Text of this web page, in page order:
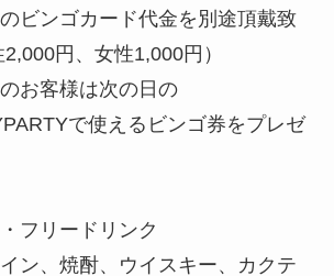
ビンゴカード代金を別途頂戴致
円、女性1,000円）
お客様は次の日の
で使えるビンゴ券をプレゼ
フリードリンク
ン、焼酎、ウイスキー、カクテ